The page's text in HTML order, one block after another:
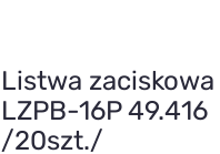
Listwa zaciskowa
LZPB-16P 49.416
/20szt./